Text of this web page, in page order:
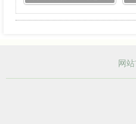
网